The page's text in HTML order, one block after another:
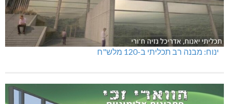
ינוח: מבנה רב תכליתי ב-120 מלש"ח